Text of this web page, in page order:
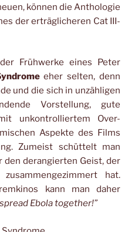
können die Anthologie
der erträglicheren Cat III-
Frühwerke eines Peter
eher selten, denn
und die sich in unzähligen
Vorstellung, gute
unkontrolliertem Over-
Aspekte des Films
Zumeist schüttelt man
den derangierten Geist, der
hat.
kann man daher
spread Ebola together!”